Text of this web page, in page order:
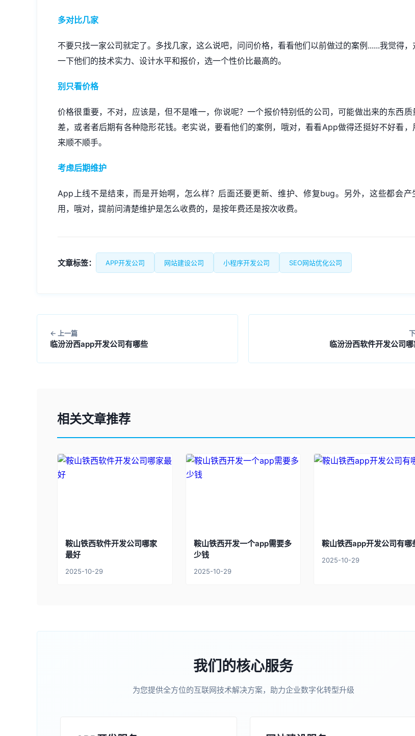
多对比几家
不要只找一家公司就定了。多找几家，这么说吧，问问价格，看看他们以前做过的案例......我觉得，
一下他们的技术实力、设计水平和报价，选一个性价比最高的。
别只看价格
价格很重要，不对，应该是，但不是唯一，你说呢？一个报价特别低的公司，可能做出来的东西质
差，或者者后期有各种隐形花钱。老实说，要看他们的案例，哦对，看看App做得还挺好不好看，
来顺不顺手。
考虑后期维护
App上线不是结束，而是开始啊，怎么样？后面还要更新、维护、修复bug。另外，这些都会产
用，哦对，提前问清楚维护是怎么收费的，是按年费还是按次收费。
文章标签： APP开发公司 网站建设公司 小程序开发公司 SEO网站优化公司
上一篇
临汾汾西app开发公司有哪些 临汾汾西软件开发公司
相关文章推荐
鞍山铁西软件开发公司哪家
最好
2025-10-29
鞍山铁西开发一个app需要多
少钱
2025-10-29
鞍山铁西app开发公司有哪
2025-10-29
我们的核心服务
为您提供全方位的互联网技术解决方案，助力企业数字化转型升级